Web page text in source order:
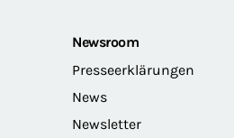
Newsroom
Presseerklärungen
News
Newsletter